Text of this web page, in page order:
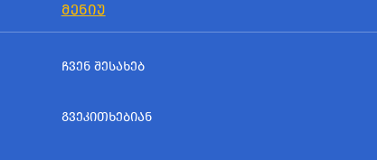
ᲛᲔᲜᲘᲣ
ᲩᲕᲔᲜ ᲨᲔᲡᲐᲮᲔᲑ
ᲒᲕᲔᲙᲘᲗᲮᲔᲑᲘᲐᲜ